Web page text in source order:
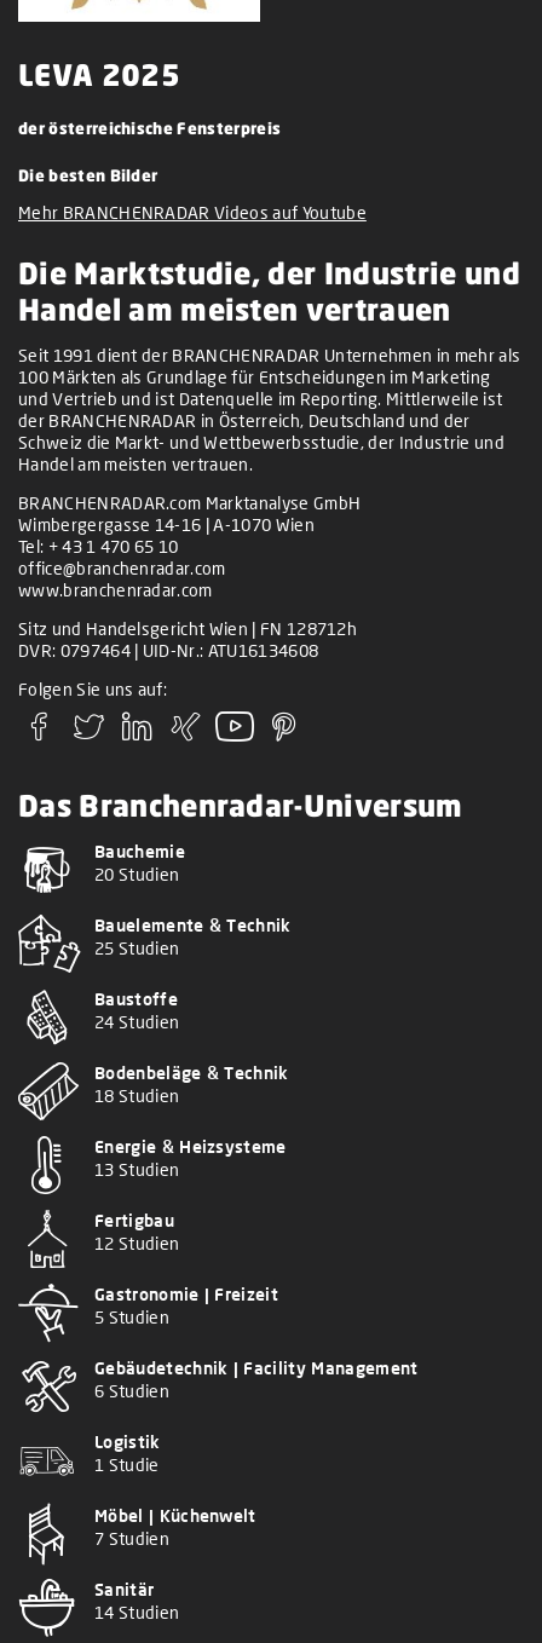
LEVA 2025
der österreichische Fensterpreis
Die besten Bilder
Mehr BRANCHENRADAR Videos auf Youtube
Die Marktstudie, der Industrie und
Handel am meisten vertrauen
Seit 1991 dient der BRANCHENRADAR Unternehmen in mehr als
100 Märkten als Grundlage für Entscheidungen im Marketing
und Vertrieb und ist Datenquelle im Reporting. Mittlerweile ist
der BRANCHENRADAR in Österreich, Deutschland und der
Schweiz die Markt- und Wettbewerbsstudie, der Industrie und
Handel am meisten vertrauen.
BRANCHENRADAR.com Marktanalyse GmbH
Wimbergergasse 14-16 | A-1070 Wien
Tel: + 43 1 470 65 10
office@branchenradar.com
www.branchenradar.com
Sitz und Handelsgericht Wien | FN 128712h
DVR: 0797464 | UID-Nr.: ATU16134608
Folgen Sie uns auf:
Das Branchenradar-Universum
Bauchemie
20 Studien
Bauelemente & Technik
25 Studien
Baustoffe
24 Studien
Bodenbeläge & Technik
18 Studien
Energie & Heizsysteme
13 Studien
Fertigbau
12 Studien
Gastronomie | Freizeit
5 Studien
Gebäudetechnik | Facility Management
6 Studien
Logistik
1 Studie
Möbel | Küchenwelt
7 Studien
Sanitär
14 Studien